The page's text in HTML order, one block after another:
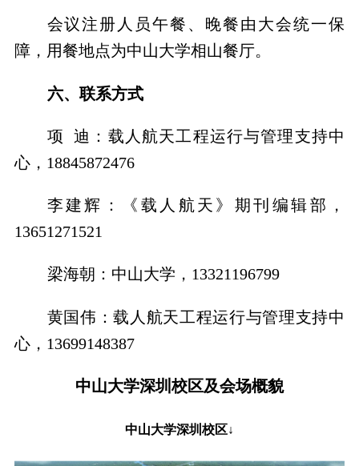
会议注册人员午餐、晚餐由大会统一保
障，用餐地点为中山大学相山餐厅。
六、联系方式
项 迪：载人航天工程运行与管理支持中
心， 18845872476
李建辉：《载人航天》期刊编辑部，
13651271521
梁海朝：中山大学， 13321196799
黄国伟：载人航天工程运行与管理支持中
心， 13699148387
中山大学深圳校区及会场概貌
中山大学深圳校区↓